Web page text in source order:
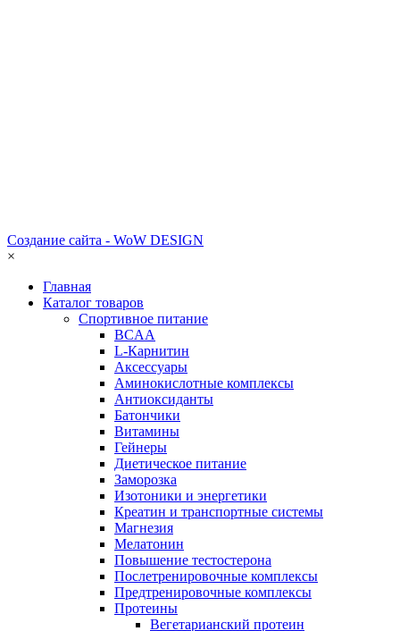
Создание сайта - WoW DESIGN
×
Главная
Каталог товаров
Спортивное питание
BCAA
L-Карнитин
Аксессуары
Аминокислотные комплексы
Антиоксиданты
Батончики
Витамины
Гейнеры
Диетическое питание
Заморозка
Изотоники и энергетики
Креатин и транспортные системы
Магнезия
Мелатонин
Повышение тестостерона
Послетренировочные комплексы
Предтренировочные комплексы
Протеины
Вегетарианский протеин